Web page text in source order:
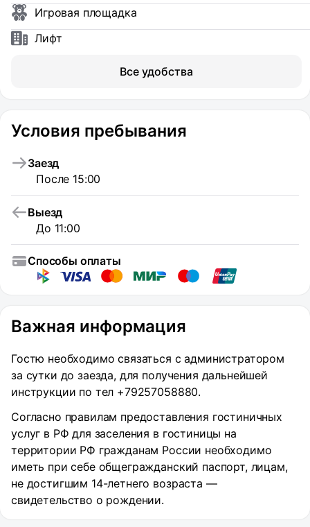
Игровая площадка
Лифт
Все удобства
Условия пребывания
Заезд
После 15:00
Выезд
До 11:00
Способы оплаты
Важная информация
Гостю необходимо связаться с администратором
за сутки до заезда, для получения дальнейшей
инструкции по тел +79257058880.
Согласно правилам предоставления гостиничных
услуг в РФ для заселения в гостиницы на
территории РФ гражданам России необходимо
иметь при себе общегражданский паспорт, лицам,
не достигшим 14-летнего возраста —
свидетельство о рождении.